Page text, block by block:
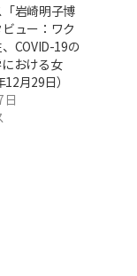
岩崎明子博
ュー：ワク
COVID-19の
おける女
月29日）